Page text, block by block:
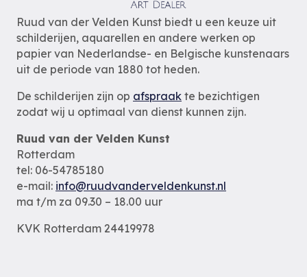
Ruud van der Velden Kunst biedt u een keuze uit
schilderijen, aquarellen en andere werken op
papier van Nederlandse- en Belgische kunstenaars
uit de periode van 1880 tot heden.
De schilderijen zijn op afspraak te bezichtigen
zodat wij u optimaal van dienst kunnen zijn.
Ruud van der Velden Kunst
Rotterdam
tel: 06-54785180
e-mail: info@ruudvanderveldenkunst.nl
ma t/m za 09.30 – 18.00 uur
KVK Rotterdam 24419978